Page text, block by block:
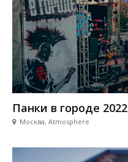
Панки в городе 2022
Москва, Atmosphere